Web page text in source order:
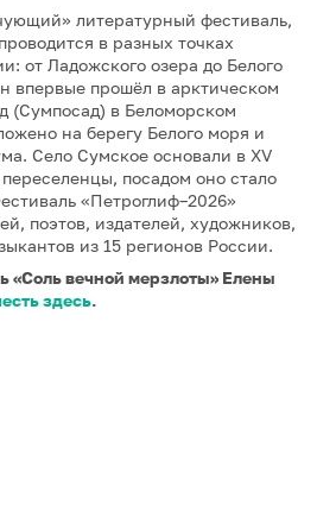
литературный фестиваль,
в разных точках
от Ладожского озера до Белого
впервые прошёл в арктическом
(Сумпосад) в Беломорском
на берегу Белого моря и
Село Сумское основали в XV
посадом оно стало
«Петроглиф–2026»
поэтов, издателей, художников,
из 15 регионов России.
«Соль вечной мерзлоты» Елены
здесь.